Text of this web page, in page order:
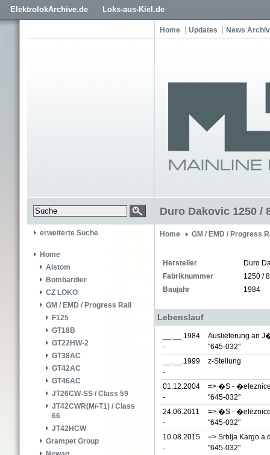
ElektrolokArchive.de Loks-aus-Kiel.de
Home Updates News Archiv
Duro Dakovic 1250 /
erweiterte Suche
Home
Alstom
Bombardier
CZ LOKO
GM / EMD / Progress Rail
F125
GT18B
GT22HW-2
GT38AC
GT42AC
GT46AC
JT26CW-SS / Class 59
JT42CWR(M/-T1) / Class
66
JT42HCW
Grampet Group
Home GM / EMD / Progress
Hersteller
Duro
Fabriknummer
1250 /
Baujahr
1984
Lebenslauf
__.__.1984
-
Auslieferung an
"645-032"
__.__.1999
-
z-Stellung
01.12.2004
-
=> �S -
"645-032"
24.06.2011
-
=> �S - �eleznice
"645-032"
10.08.2015
-
=> Srbija Kargo
"645-032"